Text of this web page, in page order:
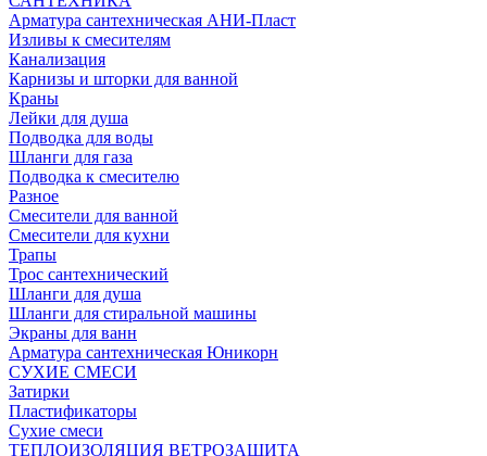
Арматура сантехническая АНИ-Пласт
Изливы к смесителям
Канализация
Карнизы и шторки для ванной
Краны
Лейки для душа
Подводка для воды
Шланги для газа
Подводка к смесителю
Разное
Смесители для ванной
Смесители для кухни
Трапы
Трос сантехнический
Шланги для душа
Шланги для стиральной машины
Экраны для ванн
Арматура сантехническая Юникорн
СУХИЕ СМЕСИ
Затирки
Пластификаторы
Сухие смеси
ТЕПЛОИЗОЛЯЦИЯ ВЕТРОЗАЩИТА